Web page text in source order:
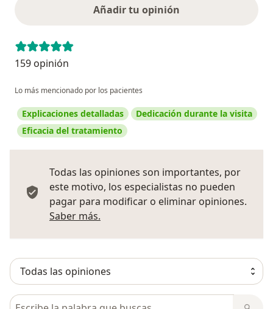
Añadir tu opinión
159 opinión
Lo más mencionado por los pacientes
Explicaciones detalladas
Dedicación durante la visita
Eficacia del tratamiento
Todas las opiniones son importantes, por
este motivo, los especialistas no pueden
pagar para modificar o eliminar opiniones.
Saber más.
Busca en opiniones